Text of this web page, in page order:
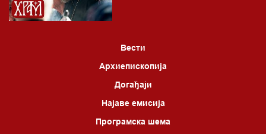
Вести
Архиепископија
Догађаји
Најаве емисија
Програмска шема